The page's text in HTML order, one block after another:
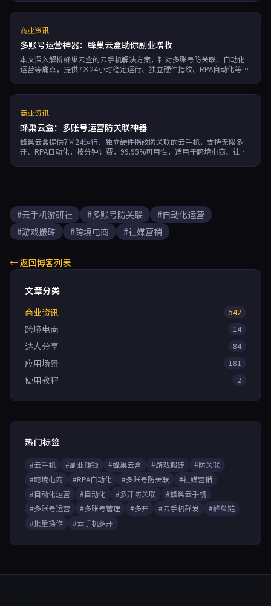
商业资讯
多账号运营神器：蜂巢云盒助你副业增收
本文深入解析蜂巢云盒的云手机解决方案，针对多账号防关联、自动化
运营等痛点，提供7×24小时稳定运行、独立硬件指纹、RPA自动化等核
商业资讯
蜂巢云盒：多账号运营防关联神器
蜂巢云盒提供7×24运行、独立硬件指纹防关联的云手机，支持无限多
开、RPA自动化，按分钟计费，99.95%可用性，适用于跨境电商、社媒
#云手机游研社 #多账号防关联
#自动化运营
#游戏搬砖
#跨境电商 #社媒营销
← 返回博客列表
文章分类
商业资讯
542
跨境电商 14
达人分享 84
应用场景 181
使用教程 2
热门标签
#云手机 #副业赚钱 #蜂巢云盒 #游戏搬砖
#防关联
#跨境电商
#RPA自动化 #多账号防关联
#社媒营销
#自动化运营
#自动化 #多开防关联
#蜂巢云手机
#多账号运营
#多账号管理 #多开 #云手机群发
#蜂巢链
#批量操作
#云手机多开